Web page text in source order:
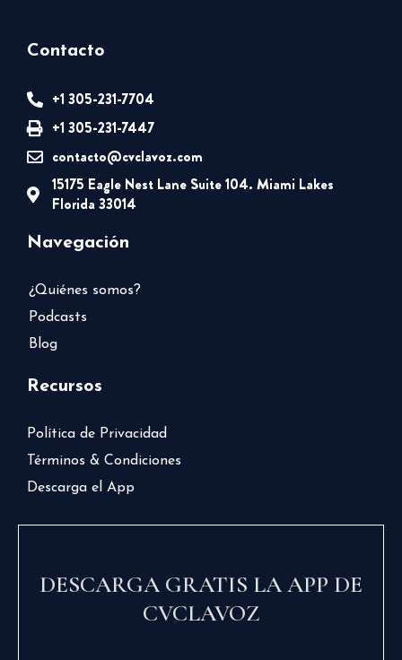
Contacto
+1 305-231-7704
+1 305-231-7447
contacto@cvclavoz.com
15175 Eagle Nest Lane Suite 104. Miami Lakes
Florida 33014
Navegación
¿Quiénes somos?
Podcasts
Blog
Recursos
Política de Privacidad
Términos & Condiciones
Descarga el App
DESCARGA GRATIS LA APP DE
CVCLAVOZ